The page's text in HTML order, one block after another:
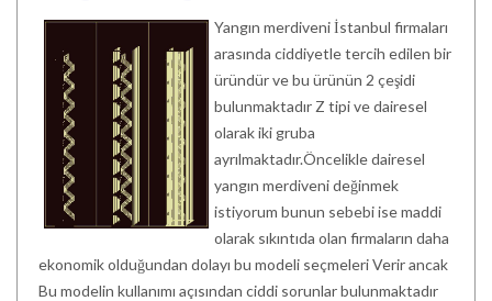
Yangın merdiveni İstanbul firmaları
arasında ciddiyetle tercih edilen bir
üründür ve bu ürünün 2 çeşidi
bulunmaktadır Z tipi ve dairesel
olarak iki gruba
ayrılmaktadır.Öncelikle dairesel
yangın merdiveni değinmek
istiyorum bunun sebebi ise maddi
olarak sıkıntıda olan firmaların daha
ekonomik olduğundan dolayı bu modeli seçmeleri Verir ancak
Bu modelin kullanımı açısından ciddi sorunlar bulunmaktadır